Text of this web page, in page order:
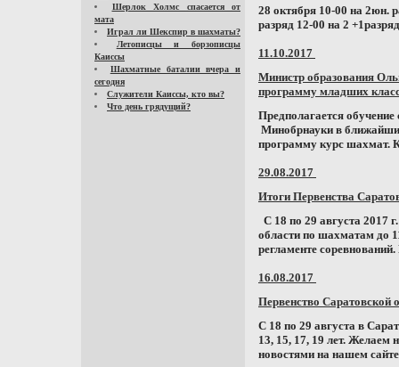
Шерлок Холмс спасается от
мата
Играл ли Шекспир в шахматы?
Летописцы и борзописцы
Каиссы
Шахматные баталии вчера и
сегодня
Служители Каиссы, кто вы?
Что день грядущий?
28 октября 10-00 на 2юн.
разряд 12-00 на 2
11.10.2017
Министр образования
программу младших
Предполагается
Минобрнауки в
программу курс шахмат.
29.08.2017
Итоги Первенства
С 18 по 29 августа 2017
области по шахматам до
регламенте соревнований.
16.08.2017
Первенство
С 18 по 29 августа в
13, 15, 17, 19 лет. Желаем
новостями на нашем